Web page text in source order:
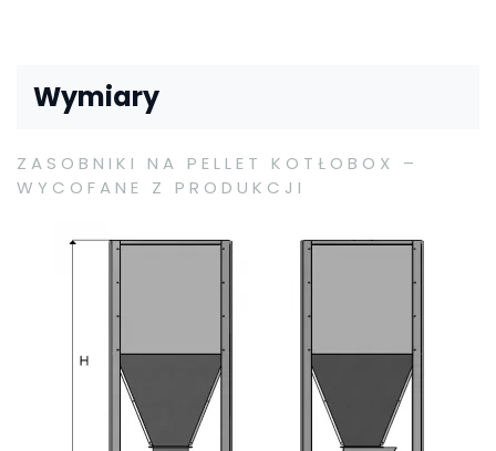
Wymiary
ZASOBNIKI NA PELLET KOTŁOBOX –
WYCOFANE Z PRODUKCJI